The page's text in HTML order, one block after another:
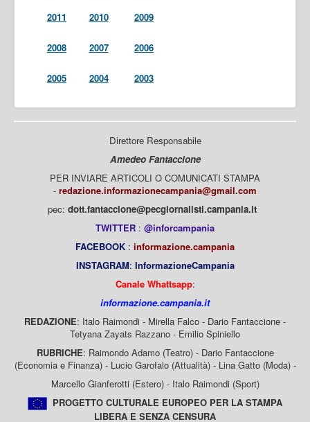
2011 2010 2009
2008 2007 2006
2005 2004 2003
Direttore Responsabile
Amedeo Fantaccione
PER INVIARE ARTICOLI O COMUNICATI STAMPA
- redazione.informazionecampania@gmail.com
pec: dott.fantaccione@pecgiornalisti.campania.it
TWITTER : @inforcampania
FACEBOOK : informazione.campania
INSTAGRAM: InformazioneCampania
Canale Whattsapp:
informazione.campania.it
REDAZIONE: Italo Raimondi - Mirella Falco - Dario Fantaccione -
Tetyana Zayats Razzano - Emilio Spiniello
RUBRICHE: Raimondo Adamo (Teatro) - Dario Fantaccione
(Economia e Finanza) - Lucio Garofalo (Attualità) - Lina Gatto (Moda) -
Marcello Gianferotti (Estero) - Italo Raimondi (Sport)
PROGETTO CULTURALE EUROPEO PER LA STAMPA
LIBERA E SENZA CENSURA